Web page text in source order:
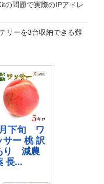
の問題で実際のIPアドレ
リーを3台収納できる難